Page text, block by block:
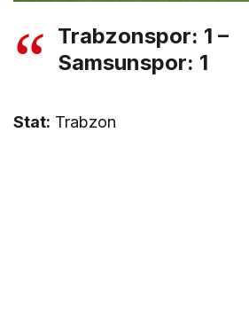
Trabzonspor: 1 –
Samsunspor: 1
Stat: Trabzon